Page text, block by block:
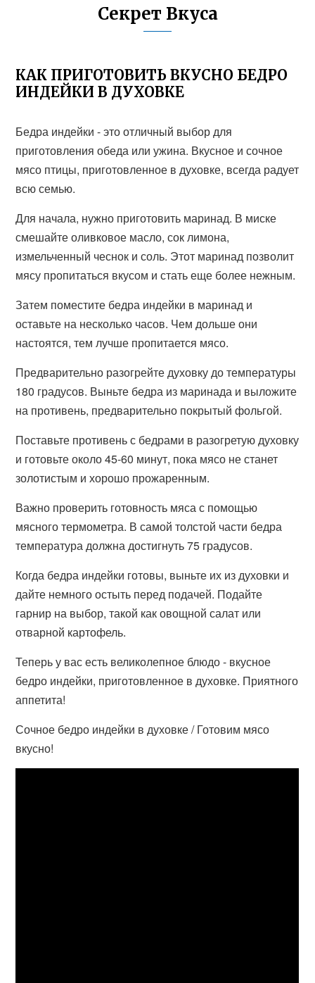
Секрет Вкуса
КАК ПРИГОТОВИТЬ ВКУСНО БЕДРО
ИНДЕЙКИ В ДУХОВКЕ
Бедра индейки - это отличный выбор для
приготовления обеда или ужина. Вкусное и сочное
мясо птицы, приготовленное в духовке, всегда радует
всю семью.
Для начала, нужно приготовить маринад. В миске
смешайте оливковое масло, сок лимона,
измельченный чеснок и соль. Этот маринад позволит
мясу пропитаться вкусом и стать еще более нежным.
Затем поместите бедра индейки в маринад и
оставьте на несколько часов. Чем дольше они
настоятся, тем лучше пропитается мясо.
Предварительно разогрейте духовку до температуры
180 градусов. Выньте бедра из маринада и выложите
на противень, предварительно покрытый фольгой.
Поставьте противень с бедрами в разогретую духовку
и готовьте около 45-60 минут, пока мясо не станет
золотистым и хорошо прожаренным.
Важно проверить готовность мяса с помощью
мясного термометра. В самой толстой части бедра
температура должна достигнуть 75 градусов.
Когда бедра индейки готовы, выньте их из духовки и
дайте немного остыть перед подачей. Подайте
гарнир на выбор, такой как овощной салат или
отварной картофель.
Теперь у вас есть великолепное блюдо - вкусное
бедро индейки, приготовленное в духовке. Приятного
аппетита!
Сочное бедро индейки в духовке / Готовим мясо
вкусно!